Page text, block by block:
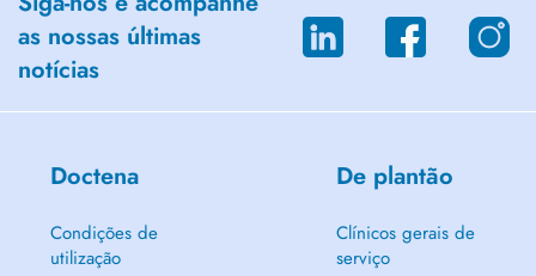
as nossas últimas
notícias
Doctena
Condições de
utilização
De plantão
Clínicos gerais de
serviço